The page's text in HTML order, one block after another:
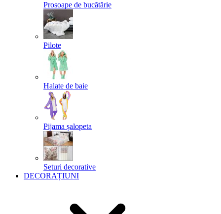
Prosoape de bucătărie
Pilote
Halate de baie
Pijama șalopeta
Seturi decorative
DECORAȚIUNI